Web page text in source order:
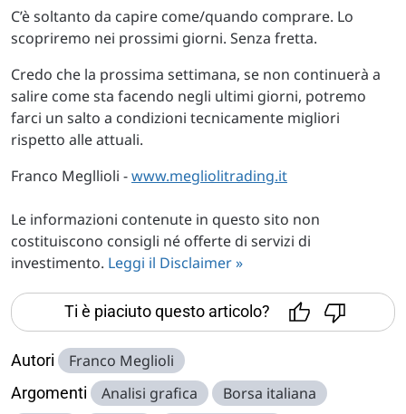
C’è soltanto da capire come/quando comprare. Lo
scopriremo nei prossimi giorni. Senza fretta.
Credo che la prossima settimana, se non continuerà a
salire come sta facendo negli ultimi giorni, potremo
farci un salto a condizioni tecnicamente migliori
rispetto alle attuali.
Franco Megllioli -www.megliolitrading.it
Le informazioni contenute in questo sito non
costituiscono consigli né offerte di servizi di
investimento. Leggi il Disclaimer »
Ti è piaciuto questo articolo?
Autori Franco Meglioli
Argomenti Analisi grafica
Borsa italiana